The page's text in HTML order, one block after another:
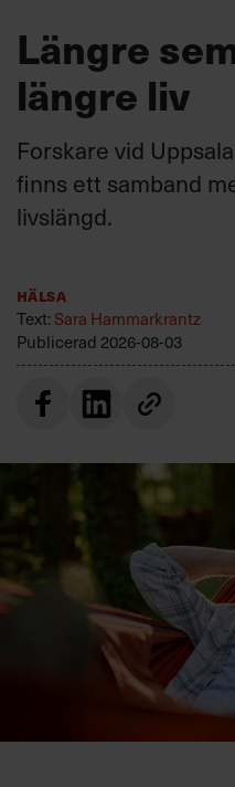
Längre
längre liv
Forskare vid
finns ett samband
livslängd.
Hälsa
Text: Sara Hammarkrantz
Publicerad 2026-08-03